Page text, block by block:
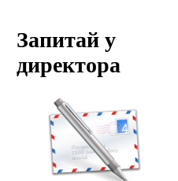
Запитай у
директора